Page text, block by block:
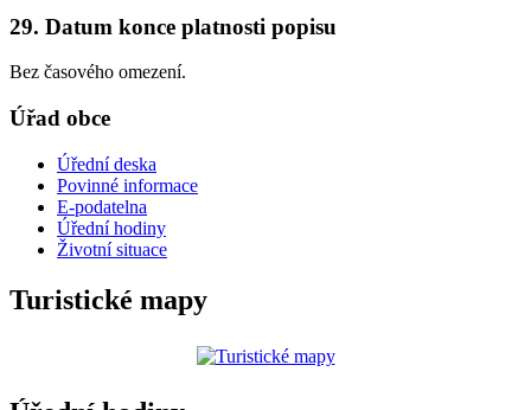
29. Datum konce platnosti popisu
Bez časového omezení.
Úřad obce
Úřední deska
Povinné informace
E-podatelna
Úřední hodiny
Životní situace
Turistické mapy